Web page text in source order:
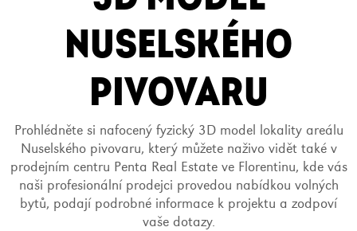
NUSELSKÉHO
PIVOVARU
Prohlédněte si nafocený fyzický 3D model lokality areálu
Nuselského pivovaru, který můžete naživo vidět také v
prodejním centru Penta Real Estate ve Florentinu, kde vás
naši profesionální prodejci provedou nabídkou volných
bytů, podají podrobné informace k projektu a zodpoví
vaše dotazy.